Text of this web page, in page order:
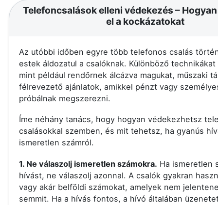
Telefoncsalások elleni védekezés –
el a kockázatokat
Az utóbbi időben egyre több telefonos csalás
estek áldozatul a csalóknak. Különböző technikákat
mint például rendőrnek álcázva magukat, műszaki
félrevezető ajánlatok, amikkel pénzt vagy
próbálnak megszerezni.
Íme néhány tanács, hogy hogyan védekezhetsz
csalásokkal szemben, és mit tehetsz, ha gyanús
ismeretlen számról.
1. Ne válaszolj ismeretlen számokra. Ha ismeretlen
hívást, ne válaszolj azonnal. A csalók gyakran
vagy akár belföldi számokat, amelyek nem
semmit. Ha a hívás fontos, a hívó általában